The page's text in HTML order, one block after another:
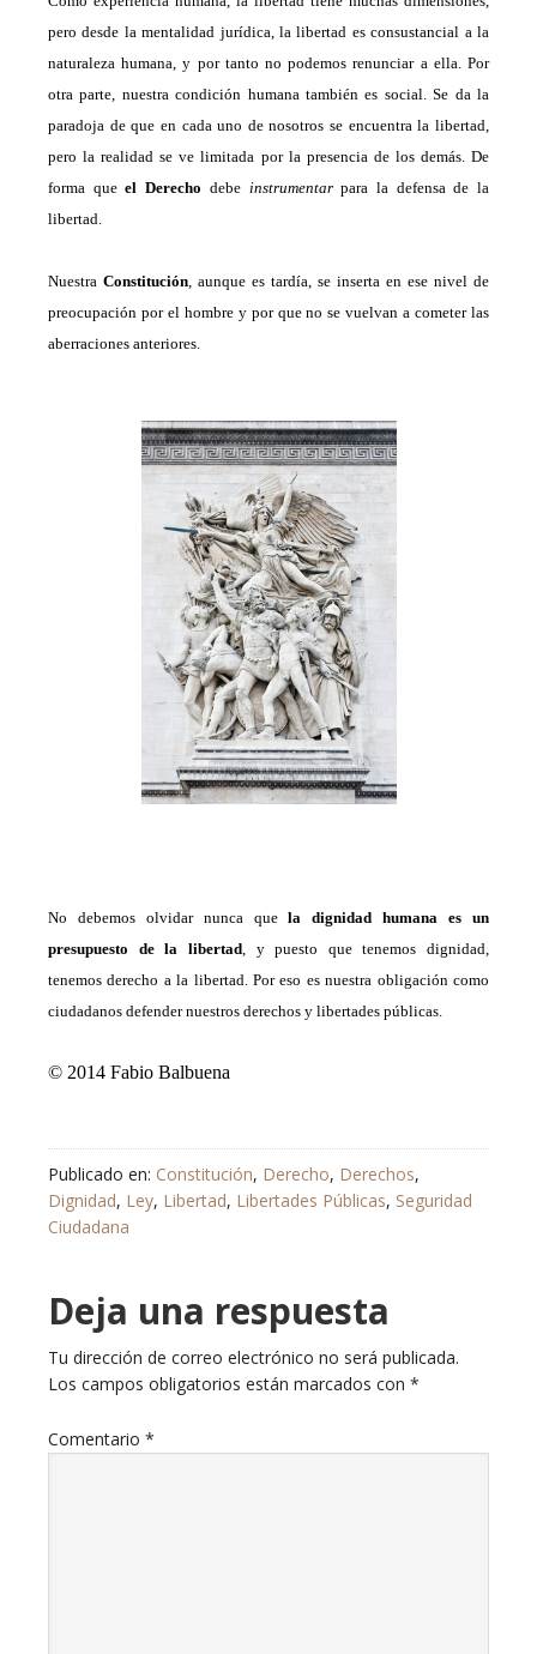
pero desde la mentalidad jurídica, la libertad es consustancial a la
naturaleza humana, y por tanto no podemos renunciar a ella. Por
otra parte, nuestra condición humana también es social. Se da la
paradoja de que en cada uno de nosotros se encuentra la libertad,
pero la realidad se ve limitada por la presencia de los demás. De
forma queel Derecho debe instrumentarpara la defensa de la
libertad.
Nuestra Constitución, aunque es tardía, se inserta en ese nivel de
preocupación por el hombre y por que no se vuelvan a cometer las
aberraciones anteriores.
No debemos olvidar nunca quela dignidad humana es un
presupuesto de la libertad, y puesto que tenemos dignidad,
tenemos derecho a la libertad. Por eso es nuestra obligación como
ciudadanos defender nuestros derechos y libertades públicas.
© 2014 Fabio Balbuena
Publicado en: Constitución, Derecho, Derechos,
Dignidad, Ley, Libertad, Libertades Públicas, Seguridad
Ciudadana
Deja una respuesta
Tu dirección de correo electrónico no será publicada.
Los campos obligatorios están marcados con *
Comentario *